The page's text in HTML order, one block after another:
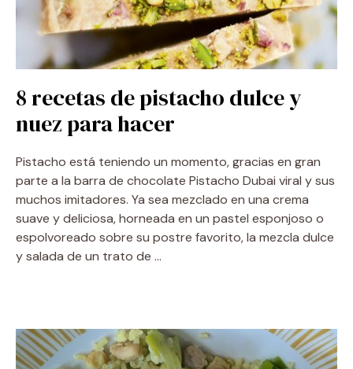
8 recetas de pistacho dulce y
nuez para hacer
Pistacho está teniendo un momento, gracias en gran
parte a la barra de chocolate Pistacho Dubai viral y sus
muchos imitadores. Ya sea mezclado en una crema
suave y deliciosa, horneada en un pastel esponjoso o
espolvoreado sobre su postre favorito, la mezcla dulce
y salada de un trato de …